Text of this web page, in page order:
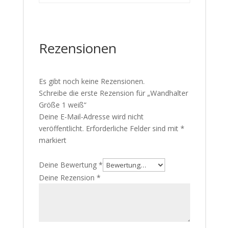
Rezensionen
Es gibt noch keine Rezensionen.
Schreibe die erste Rezension für „Wandhalter
Größe 1 weiß“
Deine E-Mail-Adresse wird nicht
veröffentlicht. Erforderliche Felder sind mit *
markiert
Deine Bewertung *
Deine Rezension *